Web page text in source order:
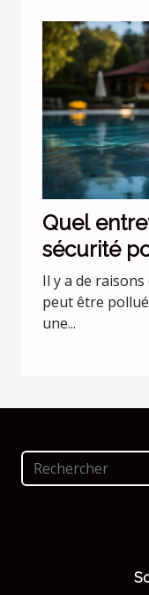
Quel
sécurité
Il y a de raisons
peut être
une...